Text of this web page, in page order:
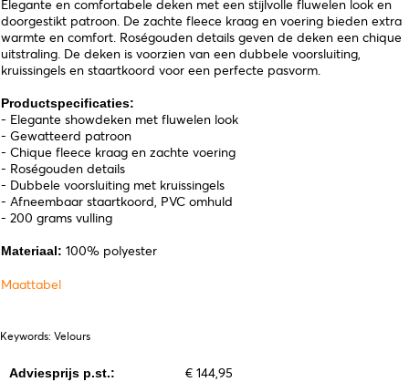
Elegante en comfortabele deken met een stijlvolle fluwelen look en
doorgestikt patroon. De zachte fleece kraag en voering bieden extra
warmte en comfort. Roségouden details geven de deken een chique
uitstraling. De deken is voorzien van een dubbele voorsluiting,
kruissingels en staartkoord voor een perfecte pasvorm.
Productspecificaties:
- Elegante showdeken met fluwelen look
- Gewatteerd patroon
- Chique fleece kraag en zachte voering
- Roségouden details
- Dubbele voorsluiting met kruissingels
- Afneembaar staartkoord, PVC omhuld
- 200 grams vulling
Materiaal: 100% polyester
Maattabel
Keywords: Velours
Adviesprijs p.st.: € 144,95